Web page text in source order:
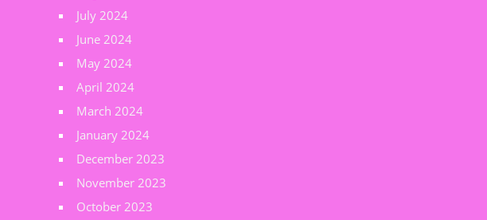
July 2024
June 2024
May 2024
April 2024
March 2024
January 2024
December 2023
November 2023
October 2023